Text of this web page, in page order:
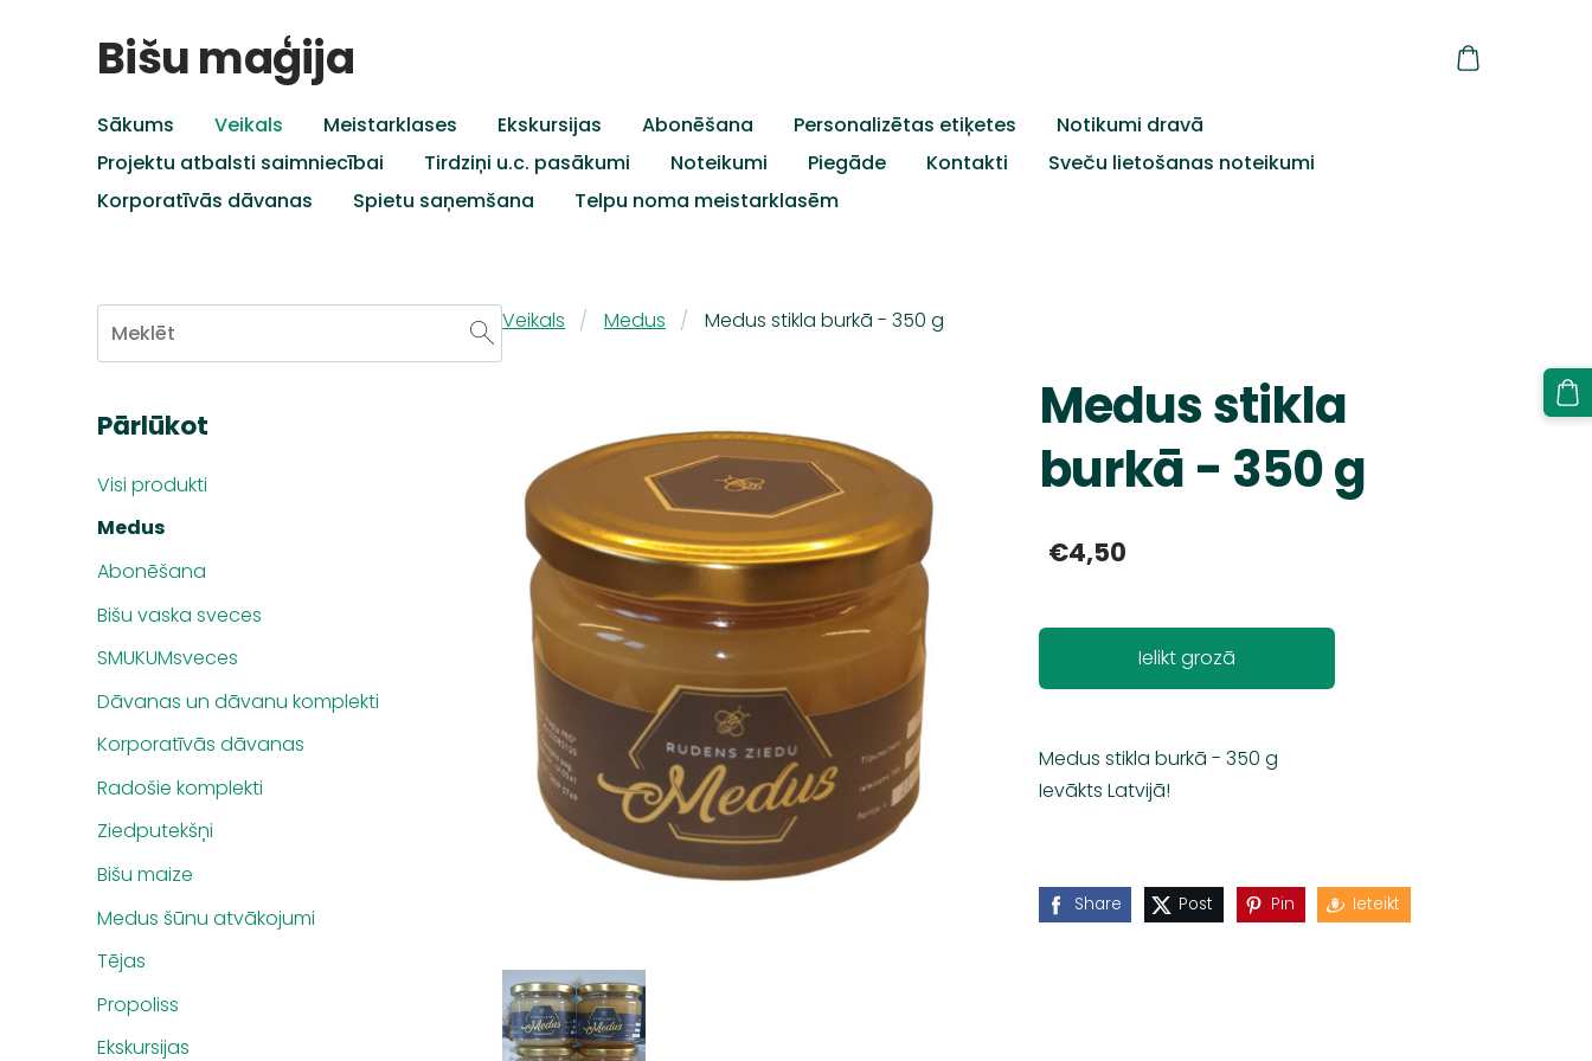
Bišu maģija
Sākums Veikals Meistarklases Ekskursijas Abonēšana Personalizētas etiķetes
Notikumi dravā
Projektu atbalsti saimniecībai
Tirdziņi u.c. pasākumi Noteikumi Piegāde Kontakti
Sveču lietošanas noteikumi
Korporatīvās dāvanas
Spietu saņemšana Telpu noma meistarklasēm
Pārlūkot
Visi produkti
Medus
Abonēšana
Bišu vaska sveces
SMUKUMsveces
Dāvanas un dāvanu komplekti
Korporatīvās dāvanas
Radošie komplekti
Ziedputekšņi
Bišu maize
Medus šūnu atvākojumi
Tējas
Propoliss
Ekskursijas
Veikals Medus Medus stikla burkā - 350 g
Medus stikla
burkā - 350 g
€4,50
Ielikt grozā
Medus stikla burkā - 350 g
Ievākts Latvijā!
Share Post Pin Ieteikt